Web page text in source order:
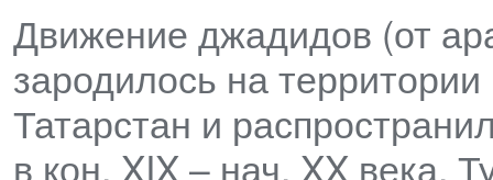
Движение джадидов (от
зародилось на
Татарстан и
в кон. XIX – нач. XX века.